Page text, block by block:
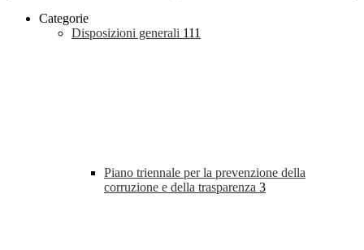
Categorie
Disposizioni generali 111
Piano triennale per la prevenzione della
corruzione e della trasparenza 3